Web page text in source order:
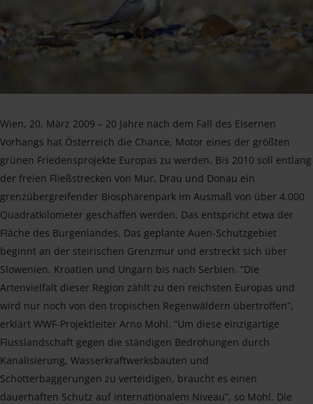
Wien, 20. März 2009 – 20 Jahre nach dem Fall des Eisernen
Vorhangs hat Österreich die Chance, Motor eines der größten
grünen Friedensprojekte Europas zu werden. Bis 2010 soll entlang
der freien Fließstrecken von Mur, Drau und Donau ein
grenzübergreifender Biosphärenpark im Ausmaß von über 4.000
Quadratkilometer geschaffen werden. Das entspricht etwa der
Fläche des Burgenlandes. Das geplante Auen-Schutzgebiet
beginnt an der steirischen Grenzmur und erstreckt sich über
Slowenien, Kroatien und Ungarn bis nach Serbien. “Die
Artenvielfalt dieser Region zählt zu den reichsten Europas und
wird nur noch von den tropischen Regenwäldern übertroffen”,
erklärt WWF-Projektleiter Arno Mohl. “Um diese einzigartige
Flusslandschaft gegen die ständigen Bedrohungen durch
Kanalisierung, Wasserkraftwerksbauten und
Schotterbaggerungen zu verteidigen, braucht es einen
dauerhaften Schutz auf internationalem Niveau”, so Mohl. Die